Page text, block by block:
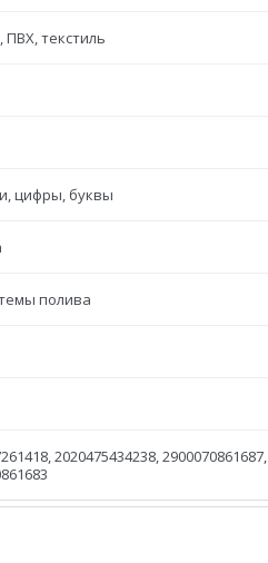
ПВХ, текстиль
цифры, буквы
полива
2020475434238, 2900070861687,